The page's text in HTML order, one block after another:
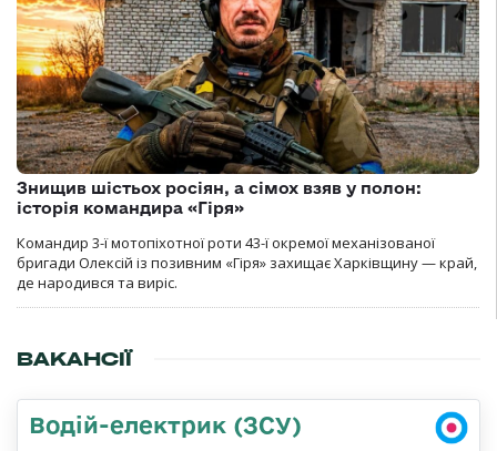
Знищив шістьох росіян, а сімох взяв у полон:
історія командира «Гіря»
Командир 3-ї мотопіхотної роти 43-ї окремої механізованої
бригади Олексій із позивним «Гіря» захищає Харківщину — край,
де народився та виріс.
ВАКАНСІЇ
Водій-електрик (ЗСУ)